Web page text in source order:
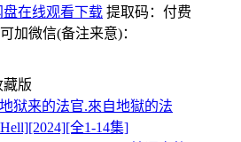
盘在线观看下载 提取码： 付费
加微信(备注来意)：
藏版
狱来的法官.來自地獄的法
全1-14集]